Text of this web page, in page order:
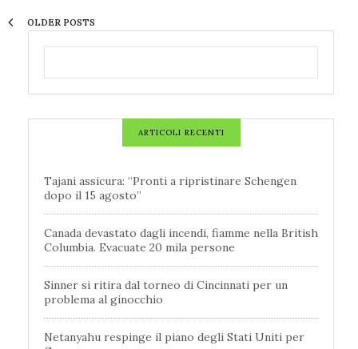
OLDER POSTS
ARTICOLI RECENTI
Tajani assicura: “Pronti a ripristinare Schengen
dopo il 15 agosto”
Canada devastato dagli incendi, fiamme nella British
Columbia. Evacuate 20 mila persone
Sinner si ritira dal torneo di Cincinnati per un
problema al ginocchio
Netanyahu respinge il piano degli Stati Uniti per